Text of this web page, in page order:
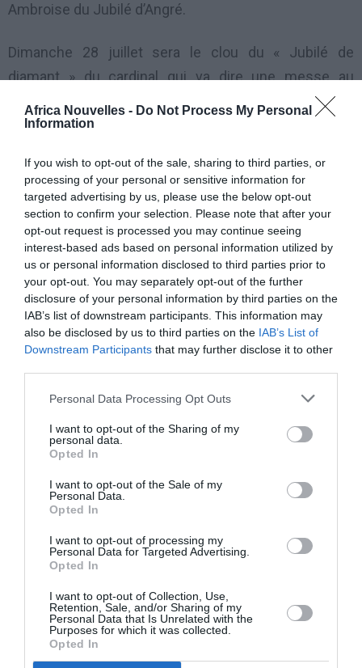
Africa Nouvelles - Do Not Process My Personal
Information
If you wish to opt-out of the sale, sharing to third parties, or
processing of your personal or sensitive information for
targeted advertising by us, please use the below opt-out
section to confirm your selection. Please note that after your
opt-out request is processed you may continue seeing
interest-based ads based on personal information utilized by
us or personal information disclosed to third parties prior to
your opt-out. You may separately opt-out of the further
disclosure of your personal information by third parties on the
IAB’s list of downstream participants. This information may
also be disclosed by us to third parties on the IAB’s List of
Downstream Participants that may further disclose it to other
Personal Data Processing Opt Outs
I want to opt-out of the Sharing of my
personal data.
Opted In
I want to opt-out of the Sale of my
Personal Data.
Opted In
I want to opt-out of processing my
Personal Data for Targeted Advertising.
Opted In
I want to opt-out of Collection, Use,
Retention, Sale, and/or Sharing of my
Personal Data that Is Unrelated with the
Purposes for which it was collected.
Opted In
Ambroise du Jubilé d’Angré.
Dimanche 28 juillet sera le clou du « Jubilé de
diamant » du cardinal qui va dire une messe au
est baptisé à 6 ans, à Memni, sa ville d’origine où il
reçoit son instruction primaire, de 1936 à 1941. Il
continue sa scolarité au Petit séminaire de Bingerville,
de 1941 à 1947, avant d’entrer au Grand séminaire de
la ville pour ses études de philosophie, de 1947 à
1948. Il part ensuite à Ouidah, au Dahomey (actuel
Bénin), où il suit des études de théologie, de 1948 à
1953.
Après avoir été ordonné prêtre, le 20 juillet 1953, il
devient vicaire à Dabou pendant 3 ans. Il enseigne en
même temps, et devient en 1956, recteur du pré-
séminaire de Bingerville.
Cardinal Agré interrompt son ministère, de 1957 à
1960, pour étudier le droit canonique et la théologie à
l’Université pontificale urbanienne, à Rome, où il
obtient un doctorat.
De retour dans le diocèse d’Abidjan, il est
successivement curé de la paroisse Notre-Dame de
Treichville, de 1960 à 1962, puis vicaire général chargé